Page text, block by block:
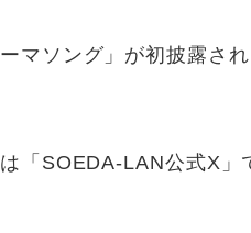
が初披露される
「SOEDA-LAN公式X」